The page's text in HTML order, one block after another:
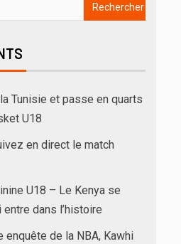
Tunisie et passe en quarts
U18
en direct le match
U18 – Le Kenya se
dans l’histoire
enquête de la NBA, Kawhi